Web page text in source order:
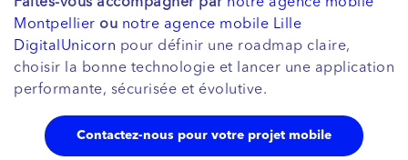
Montpellier ou notre agence mobile Lille
DigitalUnicorn pour définir une roadmap claire,
choisir la bonne technologie et lancer une application
performante, sécurisée et évolutive.
Contactez-nous pour votre projet mobile